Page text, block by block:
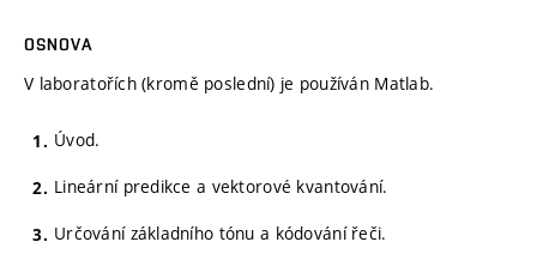
OSNOVA
V laboratořích (kromě poslední) je používán Matlab.
Úvod.
Lineární predikce a vektorové kvantování.
Určování základního tónu a kódování řeči.